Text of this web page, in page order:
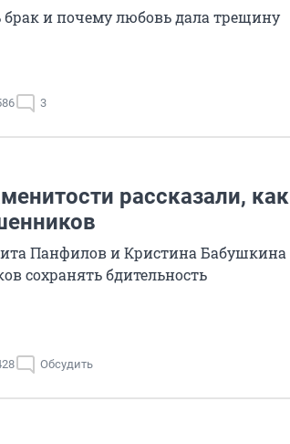
брак и почему любовь дала трещину
3
рассказали, как
Панфилов и Кристина Бабушкина
сохранять бдительность
Обсудить